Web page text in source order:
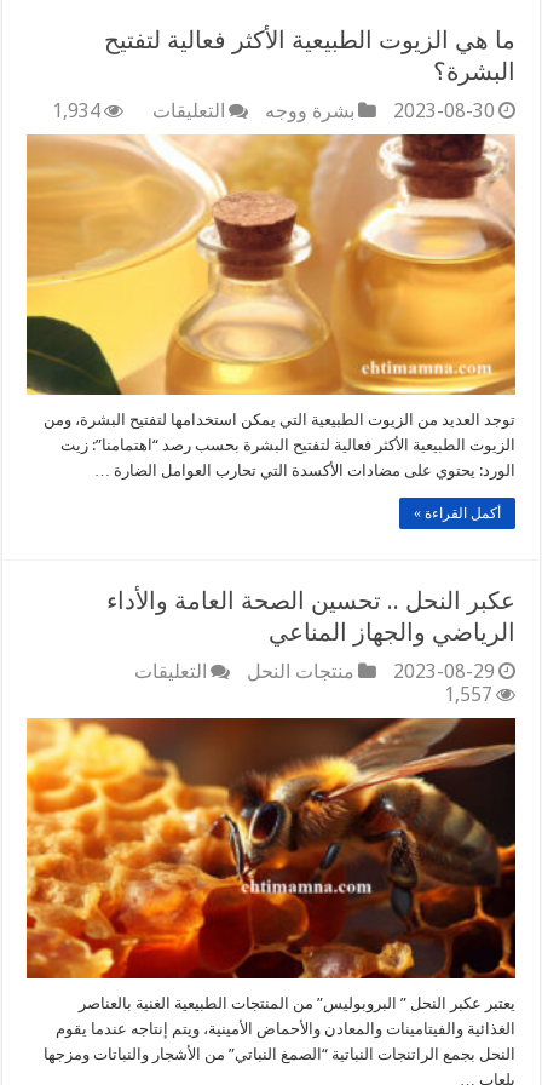
ما هي الزيوت الطبيعية الأكثر فعالية لتفتيح
البشرة؟
2023-08-30 بشرة ووجه التعليقات على
ما
هي
الزيوت
فعالية
لتفتيح
1,934
توجد العديد من الزيوت الطبيعية التي يمكن استخدامها لتفتيح البشرة، ومن
الزيوت الطبيعية الأكثر فعالية لتفتيح البشرة بحسب رصد “اهتمامنا”: زيت
الورد: يحتوي على مضادات الأكسدة التي تحارب العوامل الضارة …
أكمل القراءة »
عكبر النحل .. تحسين الصحة العامة والأداء
الرياضي والجهاز المناعي
2023-08-29 منتجات النحل التعليقات
النحل
..
تحسين
الصحة
العامة
والأداء
الرياضي
والجهاز
المناعي
مغلقة
1,557
يعتبر عكبر النحل ” البروبوليس” من المنتجات الطبيعية الغنية بالعناصر
الغذائية والفيتامينات والمعادن والأحماض الأمينية، ويتم إنتاجه عندما يقوم
النحل بجمع الراتنجات النباتية “الصمغ النباتي” من الأشجار والنباتات ومزجها
بلعاب …